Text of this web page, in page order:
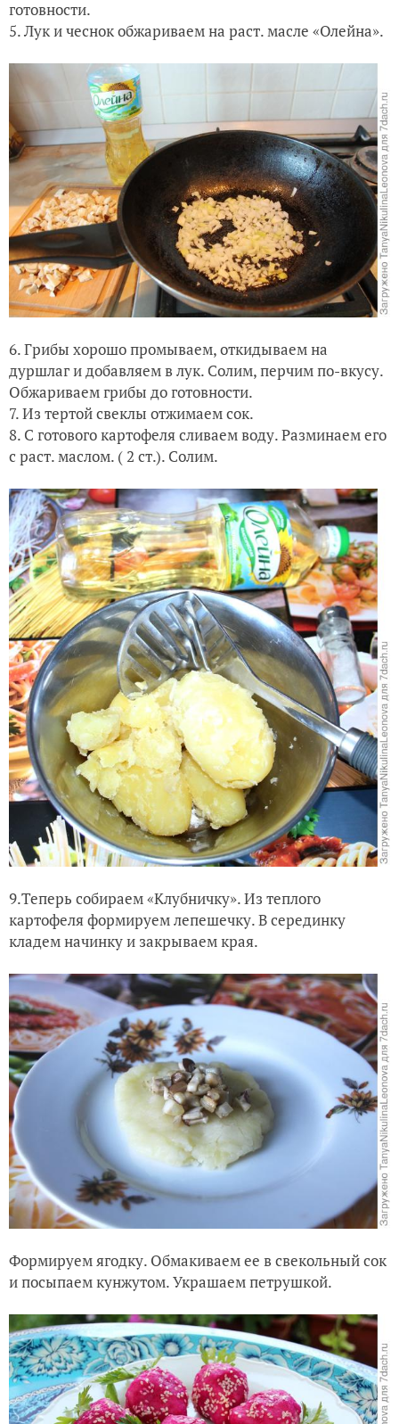
готовности.
5. Лук и чеснок обжариваем на раст. масле «Олейна».
6. Грибы хорошо промываем, откидываем на
дуршлаг и добавляем в лук. Солим, перчим по-вкусу.
Обжариваем грибы до готовности.
7. Из тертой свеклы отжимаем сок.
8. С готового картофеля сливаем воду. Разминаем его
с раст. маслом. ( 2 ст.). Солим.
9.Теперь собираем «Клубничку». Из теплого
картофеля формируем лепешечку. В серединку
кладем начинку и закрываем края.
Формируем ягодку. Обмакиваем ее в свекольный сок
и посыпаем кунжутом. Украшаем петрушкой.